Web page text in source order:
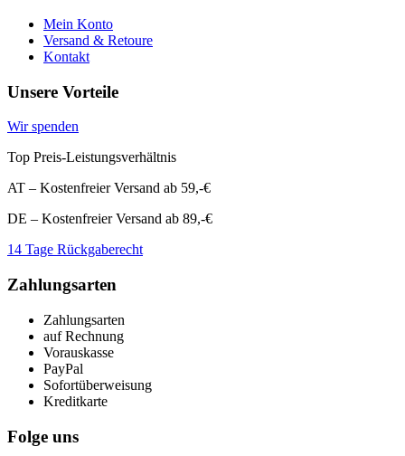
Mein Konto
Versand & Retoure
Kontakt
Unsere Vorteile
Wir spenden
Top Preis-Leistungsverhältnis
AT – Kostenfreier Versand ab 59,-€
DE – Kostenfreier Versand ab 89,-€
14 Tage Rückgaberecht
Zahlungsarten
Zahlungsarten
auf Rechnung
Vorauskasse
PayPal
Sofortüberweisung
Kreditkarte
Folge uns